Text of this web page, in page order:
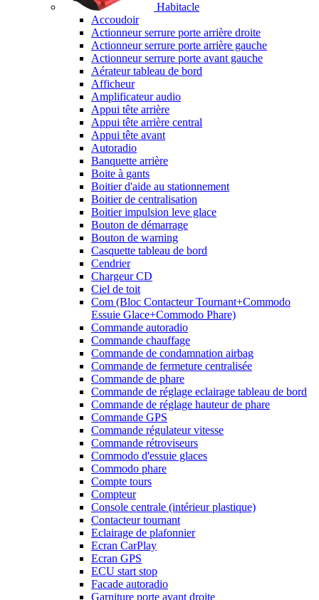
Habitacle
Accoudoir
Actionneur serrure porte arrière droite
Actionneur serrure porte arrière gauche
Actionneur serrure porte avant gauche
Aérateur tableau de bord
Afficheur
Amplificateur audio
Appui tête arrière
Appui tête arrière central
Appui tête avant
Autoradio
Banquette arrière
Boite à gants
Boitier d'aide au stationnement
Boitier de centralisation
Boitier impulsion leve glace
Bouton de démarrage
Bouton de warning
Casquette tableau de bord
Cendrier
Chargeur CD
Ciel de toit
Com (Bloc Contacteur Tournant+Commodo
Essuie Glace+Commodo Phare)
Commande autoradio
Commande chauffage
Commande de condamnation airbag
Commande de fermeture centralisée
Commande de phare
Commande de réglage eclairage tableau de bord
Commande de réglage hauteur de phare
Commande GPS
Commande régulateur vitesse
Commande rétroviseurs
Commodo d'essuie glaces
Commodo phare
Compte tours
Compteur
Console centrale (intérieur plastique)
Contacteur tournant
Eclairage de plafonnier
Ecran CarPlay
Ecran GPS
ECU start stop
Facade autoradio
Garniture porte avant droite